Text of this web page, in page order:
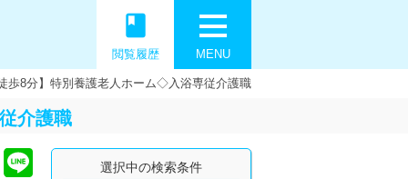
MENU
book
閲覧履歴
歩8分】特別養護老人ホーム◇入浴専従介護職
介護職
選択中の検索条件